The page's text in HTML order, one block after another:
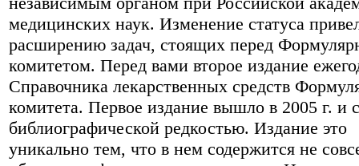
медицинских наук. Изменение статуса
расширению задач, стоящих перед
комитетом. Перед вами второе издание
Справочника лекарственных средств
комитета. Первое издание вышло в 2005 г. и
библиографической редкостью. Издание это
уникально тем, что в нем содержится не